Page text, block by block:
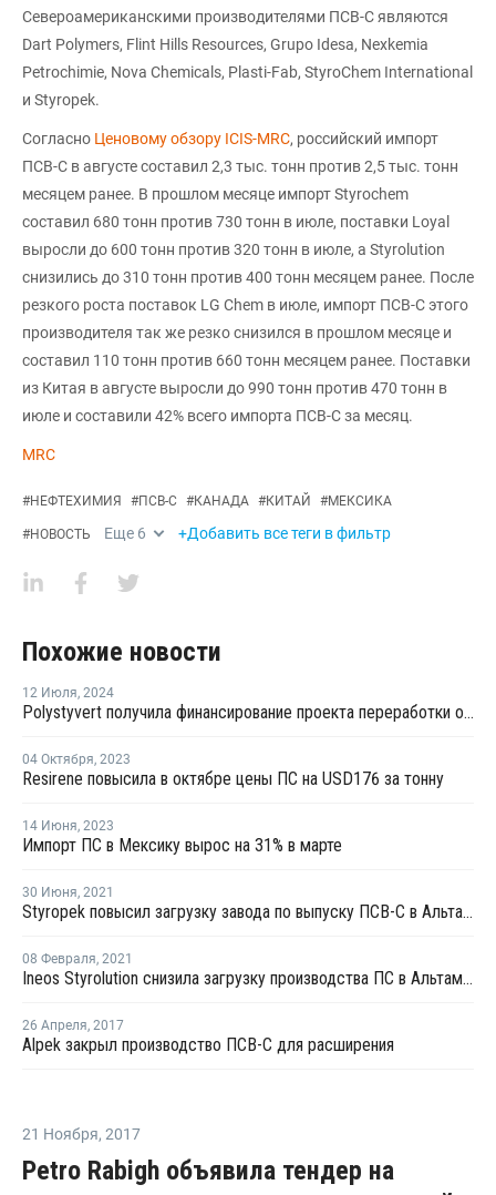
Североамериканскими производителями ПСВ-С являются
Dart Polymers, Flint Hills Resources, Grupo Idesa, Nexkemia
Petrochimie, Nova Chemicals, Plasti-Fab, StyroChem International
и Styropek.
Согласно Ценовому обзору ICIS-MRC, российский импорт
ПСВ-С в августе составил 2,3 тыс. тонн против 2,5 тыс. тонн
месяцем ранее. В прошлом месяце импорт Styrochem
составил 680 тонн против 730 тонн в июле, поставки Loyal
выросли до 600 тонн против 320 тонн в июле, а Styrolution
снизились до 310 тонн против 400 тонн месяцем ранее. После
резкого роста поставок LG Chem в июле, импорт ПСВ-С этого
производителя так же резко снизился в прошлом месяце и
составил 110 тонн против 660 тонн месяцем ранее. Поставки
из Китая в августе выросли до 990 тонн против 470 тонн в
июле и составили 42% всего импорта ПСВ-С за месяц.
MRC
#НЕФТЕХИМИЯ #ПСВ-С #КАНАДА #КИТАЙ #МЕКСИКА
#НОВОСТЬ Еще 6 +Добавить все теги в фильтр
Похожие новости
12 Июля, 2024
Polystyvert получила финансирование проекта переработки отходов из ПС
04 Октября, 2023
Resirene повысила в октябре цены ПС на USD176 за тонну
14 Июня, 2023
Импорт ПС в Мексику вырос на 31% в марте
30 Июня, 2021
Styropek повысил загрузку завода по выпуску ПСВ-С в Альтамире
08 Февраля, 2021
Ineos Styrolution снизила загрузку производства ПС в Альтамире
26 Апреля, 2017
Alpek закрыл производство ПСВ-С для расширения
21 Ноября, 2017
Petro Rabigh объявила тендер на